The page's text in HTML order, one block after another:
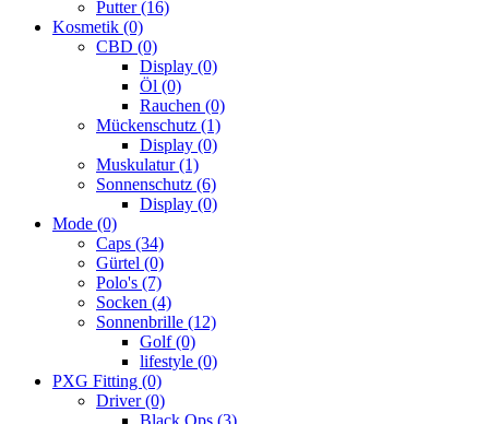
Putter(16)
Kosmetik (0)
CBD (0)
Display (0)
Öl (0)
Rauchen (0)
Mückenschutz (1)
Display (0)
Muskulatur(1)
Sonnenschutz (6)
Display (0)
Mode (0)
Caps (34)
Gürtel (0)
Polo's (7)
Socken (4)
Sonnenbrille (12)
Golf(0)
lifestyle (0)
PXG Fitting (0)
Driver(0)